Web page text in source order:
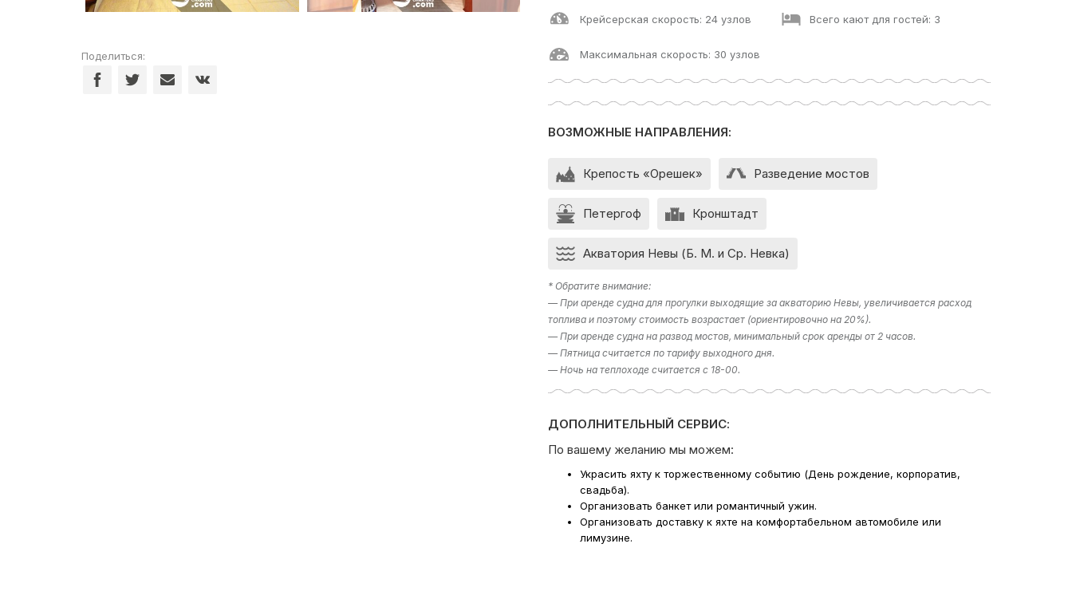
Поделиться:
Крейсерская скорость: 24 узлов
Максимальная скорость: 30 узлов
Всего кают для гостей: 3
ВОЗМОЖНЫЕ НАПРАВЛЕНИЯ:
Крепость «Орешек» Разведение мостов
Петергоф Кронштадт
Акватория Невы (Б. М. и Ср. Невка)
* Обратите внимание:
— При аренде судна для прогулки выходящие за акваторию Невы, увеличивается расход
топлива и поэтому стоимость возрастает (ориентировочно на 20%).
— При аренде судна на развод мостов, минимальный срок аренды от 2 часов.
— Пятница считается по тарифу выходного дня.
— Ночь на теплоходе считается с 18-00.
ДОПОЛНИТЕЛЬНЫЙ СЕРВИС:
По вашему желанию мы можем:
Украсить яхту к торжественному событию (День рождение, корпоратив,
свадьба).
Организовать банкет или романтичный ужин.
Организовать доставку к яхте на комфортабельном автомобиле или
лимузине.